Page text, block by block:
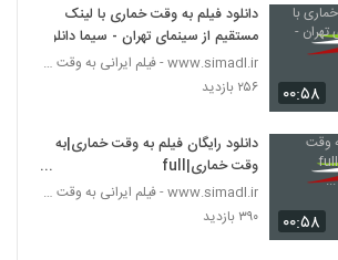
۰۰:۵۸
دانلود فیلم به وقت خماری با لینک
مستقیم از سینمای تهران - سیما دانلود
www.simadl.ir - فیلم ایرانی به وقت خماری
۲۵۶ بازدید
۰۰:۵۸
دانلود رایگان فیلم به وقت خماری|به
وقت خماری|full
hd|hq|4k|hd|1080p ...
www.simadl.ir - فیلم ایرانی به وقت خماری
۳۹۰ بازدید